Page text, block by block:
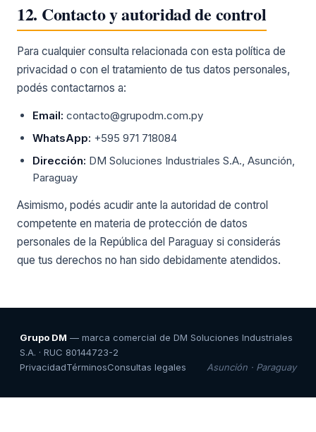
12. Contacto y autoridad de control
Para cualquier consulta relacionada con esta política de
privacidad o con el tratamiento de tus datos personales,
podés contactarnos a:
Email: contacto@grupodm.com.py
WhatsApp: +595 971 718084
Dirección: DM Soluciones Industriales S.A., Asunción,
Paraguay
Asimismo, podés acudir ante la autoridad de control
competente en materia de protección de datos
personales de la República del Paraguay si considerás
que tus derechos no han sido debidamente atendidos.
Grupo DM — marca comercial de DM Soluciones Industriales
S.A. · RUC 80144723-2
PrivacidadTérminosConsultas legales Asunción · Paraguay